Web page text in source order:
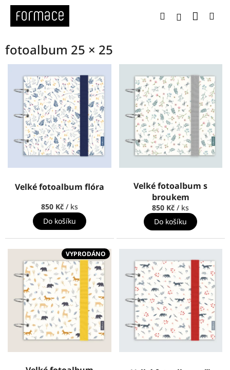
Přejít
obsah
HledatPřihlášení
fotoalbum 25 × 25
V
u
Velké fotoalbum flóra
850 Kč / ks
Do košíku
Velké fotoalbum s
broukem
850 Kč/ ks
Do košíku
VYPRODÁNO